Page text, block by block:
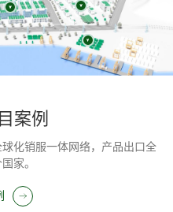
工商业储能
智能配电系统
系统
案例
化销服一体网络，产品出口全
家。